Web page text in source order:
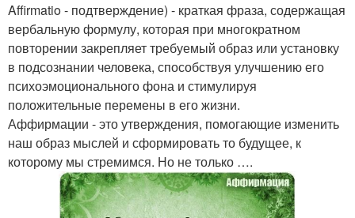
Affirmatio - подтверждение) - краткая фраза, содержащая
вербальную формулу, которая при многократном
повторении закрепляет требуемый образ или установку
в подсознании человека, способствуя улучшению его
психоэмоционального фона и стимулируя
положительные перемены в его жизни.
Аффирмации - это утверждения, помогающие изменить
наш образ мыслей и сформировать то будущее, к
которому мы стремимся. Но не только ….